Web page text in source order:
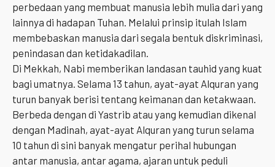
perbedaan yang membuat manusia lebih mulia dari yang
lainnya di hadapan Tuhan. Melalui prinsip itulah Islam
membebaskan manusia dari segala bentuk diskriminasi,
penindasan dan ketidakadilan.
Di Mekkah, Nabi memberikan landasan tauhid yang kuat
bagi umatnya. Selama 13 tahun, ayat-ayat Alquran yang
turun banyak berisi tentang keimanan dan ketakwaan.
Berbeda dengan di Yastrib atau yang kemudian dikenal
dengan Madinah, ayat-ayat Alquran yang turun selama
10 tahun di sini banyak mengatur perihal hubungan
antar manusia, antar agama, ajaran untuk peduli